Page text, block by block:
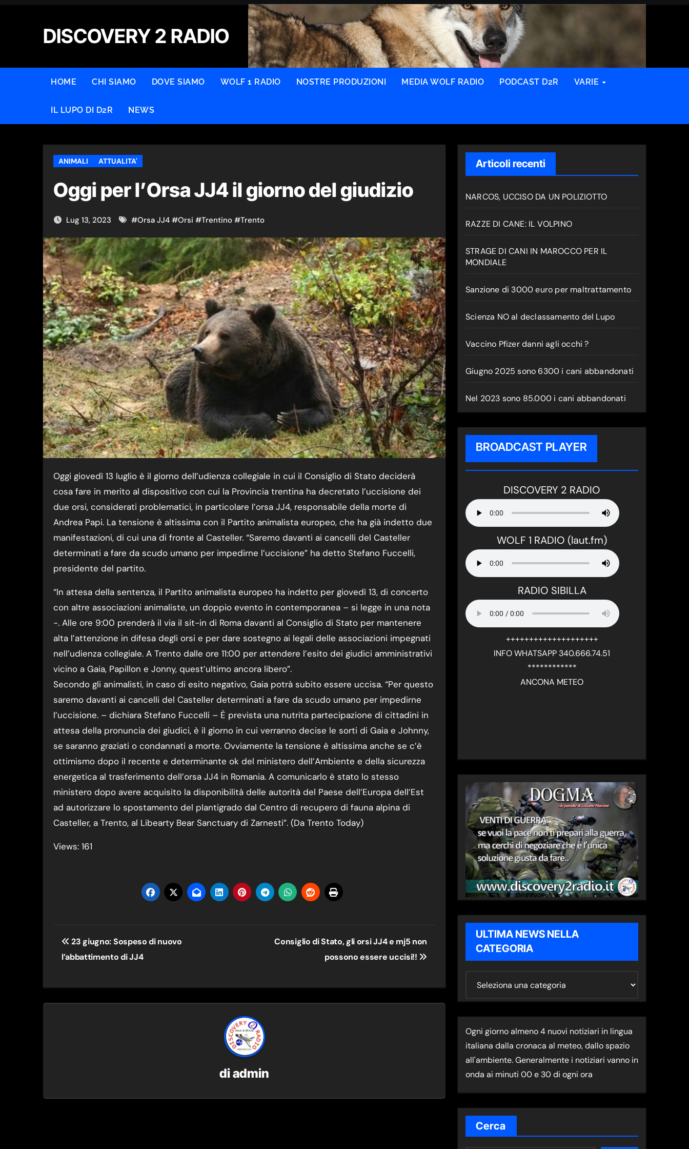
DISCOVERY 2 RADIO
HOME CHI SIAMO DOVE SIAMO WOLF 1 RADIO NOSTRE PRODUZIONI MEDIA WOLF RADIO PODCAST D2R VARIE
IL LUPO DI D2R NEWS
ANIMALI ATTUALITA'
Oggi per l’Orsa JJ4 il giorno del giudizio
Lug 13, 2023 #Orsa JJ4 #Orsi #Trentino #Trento
Oggi giovedì 13 luglio è il giorno dell’udienza collegiale in cui il Consiglio di Stato deciderà
cosa fare in merito al dispositivo con cui la Provincia trentina ha decretato l’uccisione dei
due orsi, considerati problematici, in particolare l’orsa JJ4, responsabile della morte di
Andrea Papi. La tensione è altissima con il Partito animalista europeo, che ha già indetto due
manifestazioni, di cui una di fronte al Casteller. “Saremo davanti ai cancelli del Casteller
determinati a fare da scudo umano per impedirne l’uccisione” ha detto Stefano Fuccelli,
presidente del partito.
“In attesa della sentenza, il Partito animalista europeo ha indetto per giovedì 13, di concerto
con altre associazioni animaliste, un doppio evento in contemporanea – si legge in una nota
-. Alle ore 9:00 prenderà il via il sit-in di Roma davanti al Consiglio di Stato per mantenere
alta l’attenzione in difesa degli orsi e per dare sostegno ai legali delle associazioni impegnati
nell’udienza collegiale. A Trento dalle ore 11:00 per attendere l’esito dei giudici amministrativi
vicino a Gaia, Papillon e Jonny, quest’ultimo ancora libero”.
Secondo gli animalisti, in caso di esito negativo, Gaia potrà subito essere uccisa. “Per questo
saremo davanti ai cancelli del Casteller determinati a fare da scudo umano per impedirne
l’uccisione. – dichiara Stefano Fuccelli – È prevista una nutrita partecipazione di cittadini in
attesa della pronuncia dei giudici, è il giorno in cui verranno decise le sorti di Gaia e Johnny,
se saranno graziati o condannati a morte. Ovviamente la tensione è altissima anche se c’è
ottimismo dopo il recente e determinante ok del ministero dell’Ambiente e della sicurezza
energetica al trasferimento dell’orsa JJ4 in Romania. A comunicarlo è stato lo stesso
ministero dopo avere acquisito la disponibilità delle autorità del Paese dell’Europa dell’Est
ad autorizzare lo spostamento del plantigrado dal Centro di recupero di fauna alpina di
Casteller, a Trento, al Libearty Bear Sanctuary di Zarnesti”. (Da Trento Today)
Views: 161
Navigazione
articoli
23 giugno: Sospeso di nuovo
l’abbattimento di JJ4
Consiglio di Stato, gli orsi JJ4 e mj5 non
possono essere uccisi!!
diadmin
Articoli recenti
NARCOS, UCCISO DA UN POLIZIOTTO
RAZZE DI CANE: IL VOLPINO
STRAGE DI CANI IN MAROCCO PER IL
MONDIALE
Sanzione di 3000 euro per maltrattamento
Scienza NO al declassamento del Lupo
Vaccino Pfizer danni agli occhi ?
Giugno 2025 sono 6300 i cani abbandonati
Nel 2023 sono 85.000 i cani abbandonati
BROADCAST PLAYER
DISCOVERY 2 RADIO
WOLF 1 RADIO (laut.fm)
RADIO SIBILLA
++++++++++++++++++++
INFO WHATSAPP 340.666.74.51
************
ANCONA METEO
ULTIMA NEWS NELLA
CATEGORIA
M
A
N
E
W
S
E
Ogni giorno almeno 4 nuovi notiziari in lingua
italiana dalla cronaca al meteo, dallo spazio
all'ambiente. Generalmente i notiziari vanno in
onda ai minuti 00 e 30 di ogni ora
Cerca